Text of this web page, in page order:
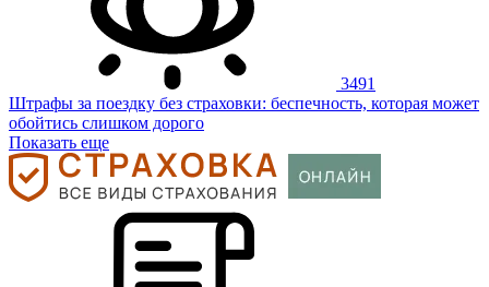
3491
Штрафы за поездку без страховки: беспечность, которая может
обойтись слишком дорого
Показать еще